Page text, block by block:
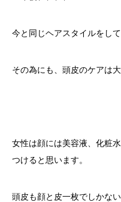
今と同じヘアスタイルをし
その為にも、頭皮のケアは大
女性は顔には美容液、化粧
つけると思います。
頭皮も顔と皮一枚でしかな